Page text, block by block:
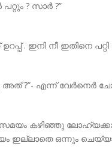
? സാർ ?”
. ഇനി നീ ഇതിനെ പറ്റി
?”- എന്ന് വേർനെർ
സമയം കഴിഞ്ഞു
ഇല്ലാതെ ഒന്നും